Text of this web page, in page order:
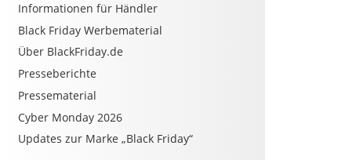
Informationen für Händler
Black Friday Werbematerial
Über BlackFriday.de
Presseberichte
Pressematerial
Cyber Monday 2026
Updates zur Marke „Black Friday“